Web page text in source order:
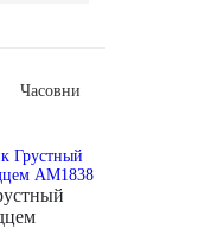
Часовни